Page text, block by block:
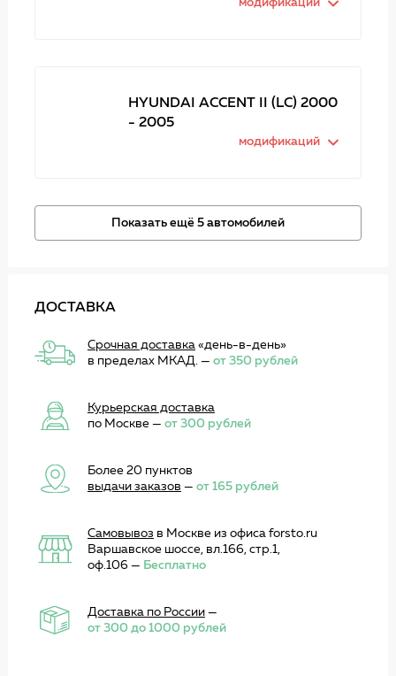
модификаций
HYUNDAI ACCENT II (LC) 2000
- 2005
модификаций
Показать ещё 5 автомобилей
ДОСТАВКА
Срочная доставка«день-в-день»
в пределах МКАД. — от 350 рублей
Курьерская доставка
по Москве — от 300 рублей
Более 20 пунктов
выдачи заказов — от 165 рублей
Самовывоз в Москве из офиса forsto.ru
Варшавское шоссе, вл.166, стр.1,
оф.106 — Бесплатно
Доставка по России—
от 300 до 1000 рублей